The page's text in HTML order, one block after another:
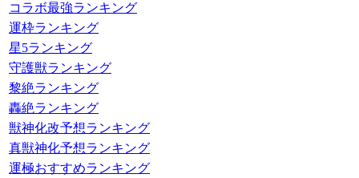
コラボ最強ランキング
運枠ランキング
星5ランキング
守護獣ランキング
黎絶ランキング
轟絶ランキング
獣神化改予想ランキング
真獣神化予想ランキング
運極おすすめランキング